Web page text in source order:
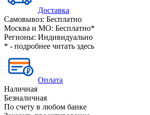
Доставка
Самовывоз: Бесплатно
Москва и МО: Бесплатно*
Регионы: Индивидуально
* - подробнее читать здесь
Оплата
Наличная
Безналичная
По счету в любом банке